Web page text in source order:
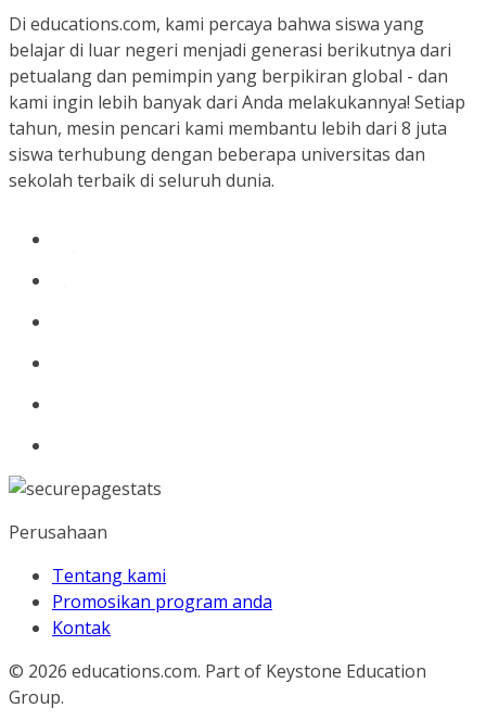
Di educations.com, kami percaya bahwa siswa yang
belajar di luar negeri menjadi generasi berikutnya dari
petualang dan pemimpin yang berpikiran global - dan
kami ingin lebih banyak dari Anda melakukannya! Setiap
tahun, mesin pencari kami membantu lebih dari 8 juta
siswa terhubung dengan beberapa universitas dan
sekolah terbaik di seluruh dunia.
Perusahaan
Tentang kami
Promosikan program anda
Kontak
© 2026 educations.com. Part of Keystone Education
Group.